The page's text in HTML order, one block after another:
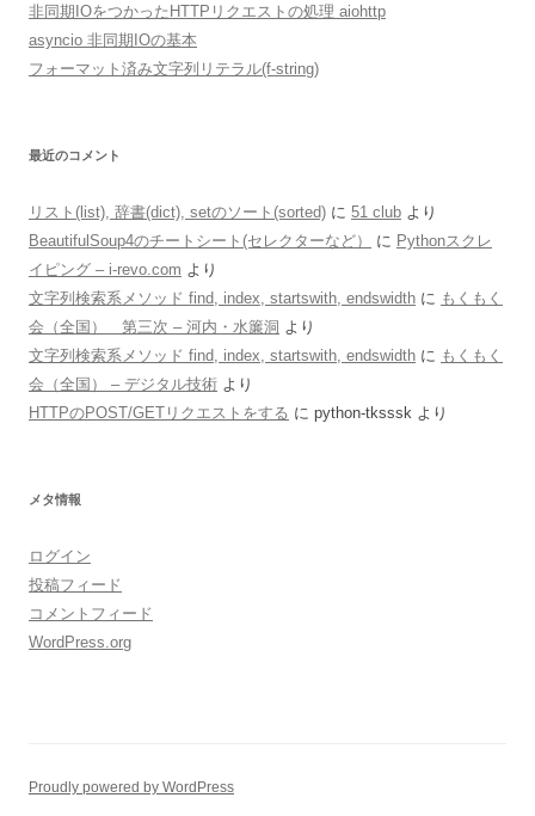
非同期IOをつかったHTTPリクエストの処理 aiohttp
asyncio 非同期IOの基本
フォーマット済み文字列リテラル(f-string)
最近のコメント
リスト(list), 辞書(dict), setのソート(sorted) に 51 club より
BeautifulSoup4のチートシート(セレクターなど）
に Pythonスクレ
イピング – i-revo.com より
文字列検索系メソッド find, index, startswith, endswidth に もくもく
会（全国） 第三次 – 河内・水簾洞 より
文字列検索系メソッド find, index, startswith, endswidth に もくもく
会（全国） – デジタル技術 より
HTTPのPOST/GETリクエストをする に python-tksssk より
メタ情報
ログイン
投稿フィード
コメントフィード
WordPress.org
Proudly powered by WordPress